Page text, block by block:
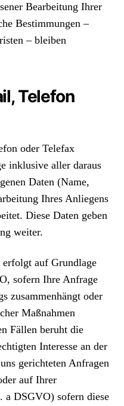
Bearbeitung Ihrer
Bestimmungen –
– bleiben
Telefon
oder Telefax
inklusive aller daraus
Daten (Name,
Ihres Anliegens
Diese Daten geben
weiter.
auf Grundlage
sofern Ihre Anfrage
zusammenhängt oder
Maßnahmen
Fällen beruht die
Interesse an der
gerichteten Anfragen
auf Ihrer
DSGVO) sofern diese